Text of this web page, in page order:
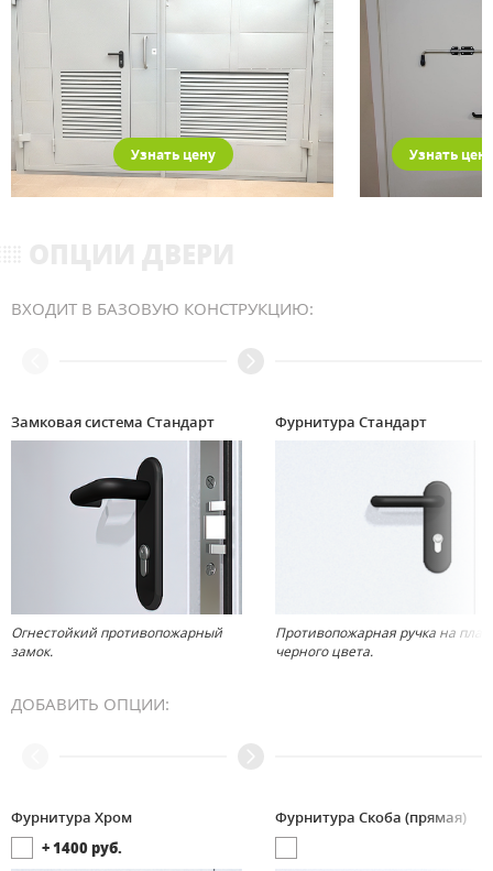
Узнать цену Узнать цену
ВХОДИТ В БАЗОВУЮ КОНСТРУКЦИЮ:
Замковая система Стандарт
Огнестойкий противопожарный
замок.
Фурнитура Стандарт
Противопожарная ручка на
черного цвета.
ДОБАВИТЬ ОПЦИИ:
Фурнитура Хром
+1400руб.
Фурнитура Скоба (прямая)